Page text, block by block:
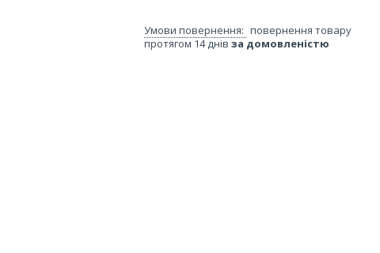
повернення товару
протягом 14 днів за домовленістю